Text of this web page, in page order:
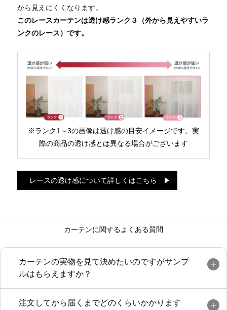
から見えにくくなります。
このレースカーテンは透け感ランク３（外から見えやすいラ
ンクのレース）です。
※ランク1～3の画像は透け感の目安イメージです。実
際の商品の透け感とは異なる場合がございます
レースの透け感について詳しくはこちら
カーテンに関するよくある質問
カーテンの実物を見て決めたいのですがサンプ
ルはもらえますか？
注文してから届くまでどのくらいかかります